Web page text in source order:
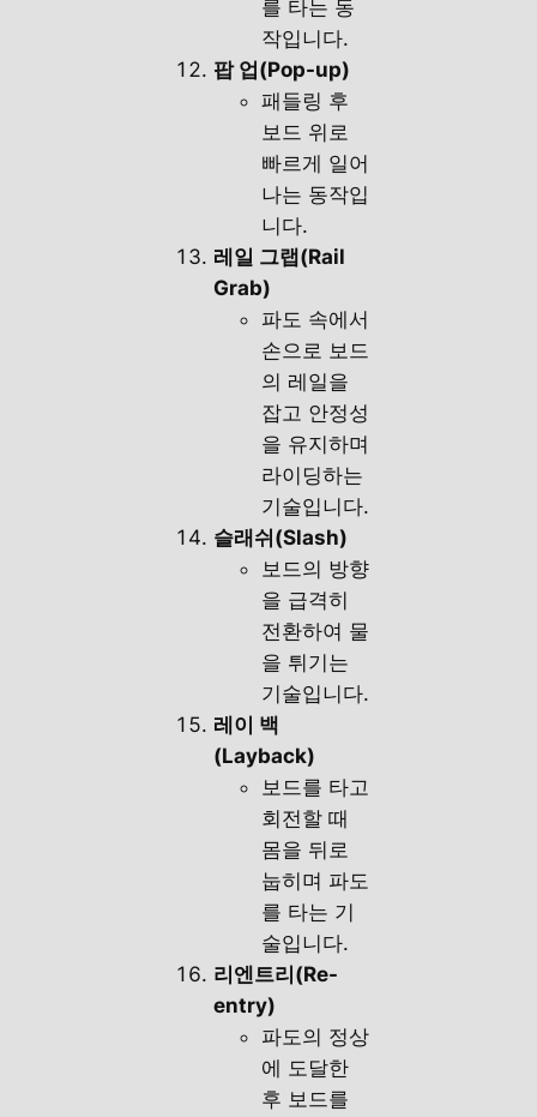
를 타는 동
작입니다.
팝 업(Pop-up)
패들링 후
보드 위로
빠르게 일어
나는 동작입
니다.
레일 그랩(Rail
Grab)
파도 속에서
손으로 보드
의 레일을
잡고 안정성
을 유지하며
라이딩하는
기술입니다.
슬래쉬(Slash)
보드의 방향
을 급격히
전환하여 물
을 튀기는
기술입니다.
레이 백
(Layback)
보드를 타고
회전할 때
몸을 뒤로
눕히며 파도
를 타는 기
술입니다.
리엔트리(Re-
entry)
파도의 정상
에 도달한
후 보드를